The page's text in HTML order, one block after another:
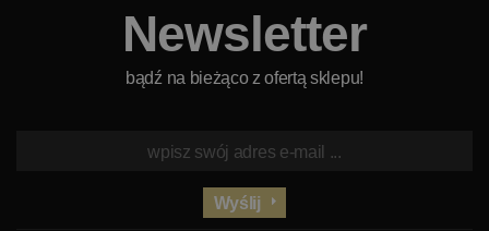
Newsletter
bądź na bieżąco z ofertą sklepu!
Wyślij